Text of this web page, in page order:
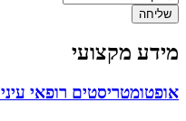
שליחה
מידע מקצועי
אופטומטריסטים רופאי